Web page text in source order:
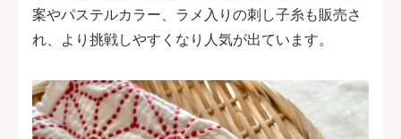
案やパステルカラー、ラメ入りの刺し子糸も販売さ
れ、より挑戦しやすくなり人気が出ています。